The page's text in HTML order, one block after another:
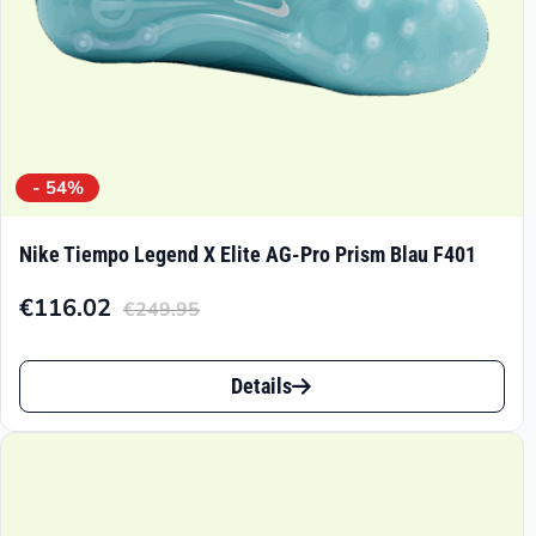
gewählt
- 54%
Nike Tiempo Legend X Elite AG-Pro Prism Blau F401
€249.95
Ursprünglicher
Preis
€249.95
€116.02
Aktueller
Preis
€116.02.
Dieses
Produkt
Details